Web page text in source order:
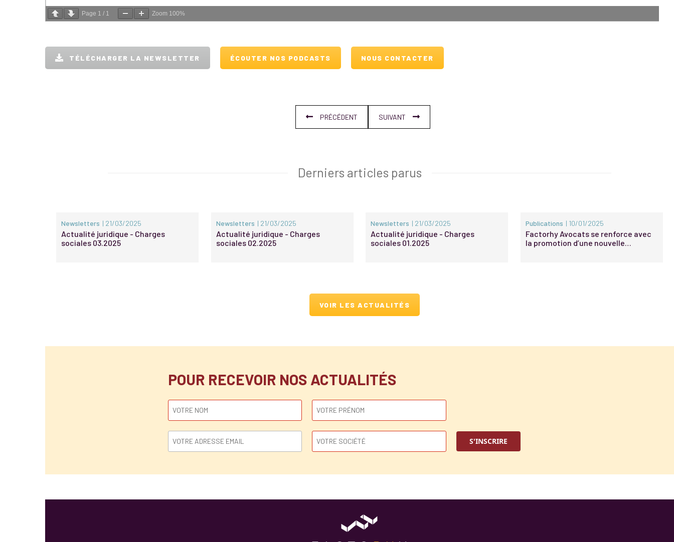
Page 1 / 1 Zoom 100%
TÉLÉCHARGER LA NEWSLETTER ÉCOUTER NOS PODCASTS NOUS CONTACTER
PRÉCÉDENT SUIVANT
Derniers articles parus
Newsletters | 21/03/2025
Actualité juridique - Charges
sociales 03.2025
Newsletters | 21/03/2025
Actualité juridique - Charges
sociales 02.2025
Newsletters | 21/03/2025
Actualité juridique - Charges
sociales 01.2025
Publications | 10/01/2025
Factorhy Avocats se renforce avec
la promotion d’une nouvelle
VOIR LES ACTUALITÉS
POUR RECEVOIR NOS ACTUALITÉS